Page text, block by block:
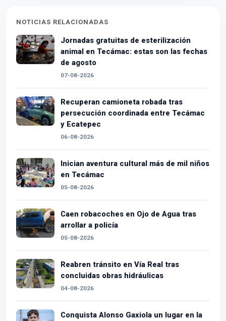
NOTICIAS RELACIONADAS
Jornadas gratuitas de esterilización
animal en Tecámac: estas son las fechas
de agosto
07-08-2026
Recuperan camioneta robada tras
persecución coordinada entre Tecámac
y Ecatepec
06-08-2026
Inician aventura cultural más de mil niños
en Tecámac
05-08-2026
Caen robacoches en Ojo de Agua tras
arrollar a policía
05-08-2026
Reabren tránsito en Vía Real tras
concluidas obras hidráulicas
04-08-2026
Conquista Alonso Gaxiola un lugar en la